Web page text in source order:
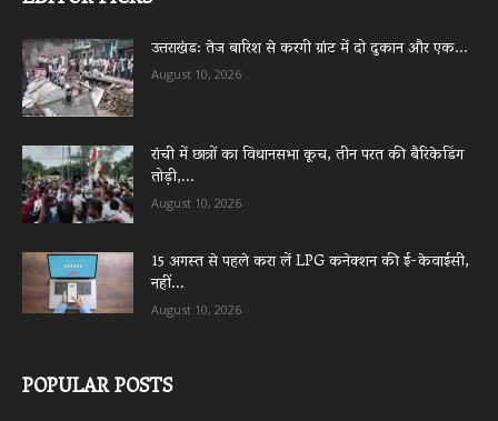
उत्तराखंड: तेज बारिश से करगी ग्रांट में दो दुकान और एक...
August 10, 2026
रांची में छात्रों का विधानसभा कूच, तीन परत की बैरिकेडिंग
तोड़ी,...
August 10, 2026
15 अगस्त से पहले करा लें LPG कनेक्शन की ई-केवाईसी,
नहीं...
August 10, 2026
POPULAR POSTS